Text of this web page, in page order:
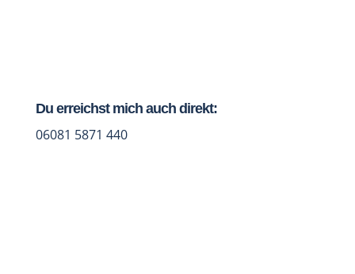
Du erreichst mich auch direkt:
06081 5871 440